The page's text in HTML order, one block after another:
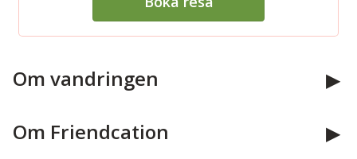
Om vandringen
Om Friendcation